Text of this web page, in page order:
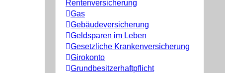
Rentenversicherung
Gas
Gebäudeversicherung
Geldsparen im Leben
Gesetzliche Krankenversicherung
Girokonto
Grundbesitzerhaftpflicht